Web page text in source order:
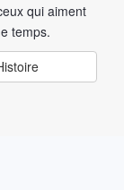
qui aiment
temps.